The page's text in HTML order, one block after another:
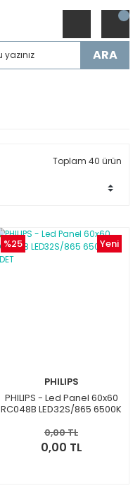
ARA
Toplam 40 ürün
Yeni
%25
PHILIPS
PHILIPS - Led Panel 60x60
RC048B LED32S/865 6500K
0,00 TL
0,00 TL